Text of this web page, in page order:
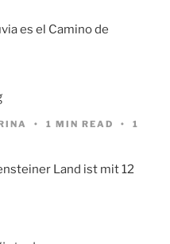
es el Camino de
1 MIN READ
1
Land ist mit 12